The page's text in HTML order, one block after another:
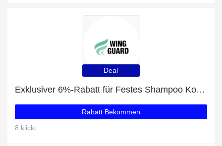
Deal
Exklusiver 6%-Rabatt für Festes Shampoo Kokosöl - für trockenes Haar
Rabatt Bekommen
8 klickt